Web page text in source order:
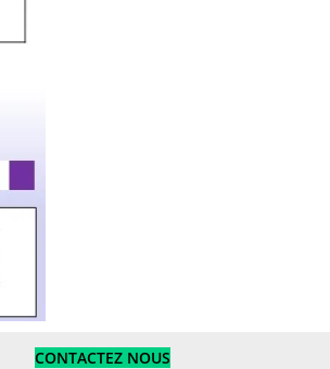
CONTACTEZ NOUS